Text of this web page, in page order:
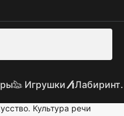
Игрушки
Культура речи